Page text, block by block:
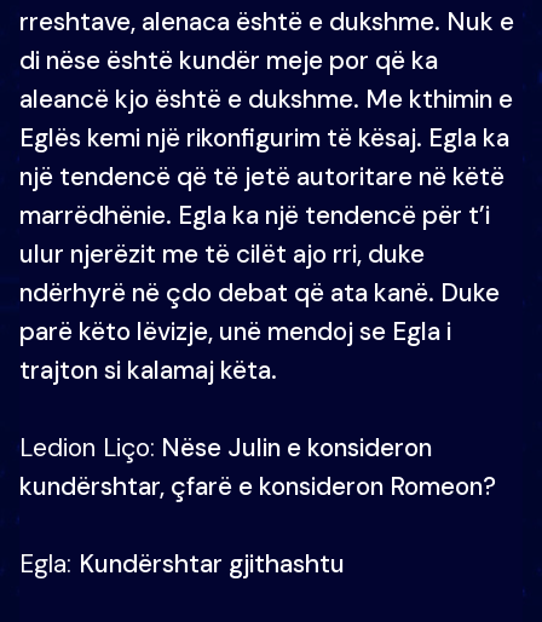
rreshtave, alenaca është e dukshme. Nuk e
di nëse është kundër meje por që ka
aleancë kjo është e dukshme. Me kthimin e
Eglës kemi një rikonfigurim të kësaj. Egla ka
një tendencë që të jetë autoritare në këtë
marrëdhënie. Egla ka një tendencë për t’i
ulur njerëzit me të cilët ajo rri, duke
ndërhyrë në çdo debat që ata kanë. Duke
parë këto lëvizje, unë mendoj se Egla i
trajton si kalamaj këta.
Ledion Liço: Nëse Julin e konsideron
kundërshtar, çfarë e konsideron Romeon?
Egla: Kundërshtar gjithashtu